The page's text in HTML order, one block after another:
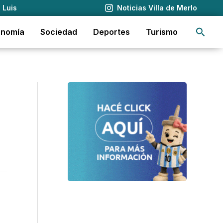
Luis Noticias Villa de Merlo
Sociedad Deportes Turismo